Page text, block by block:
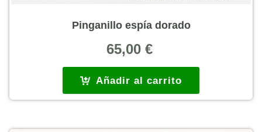
Pinganillo espía dorado
65,00 €
Añadir al carrito